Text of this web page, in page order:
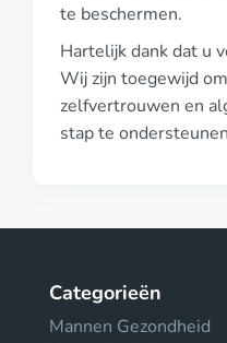
te beschermen.
Hartelijk dank dat u
Wij zijn toegewijd
zelfvertrouwen en
stap te
Categorieën
Mannen Gezondheid